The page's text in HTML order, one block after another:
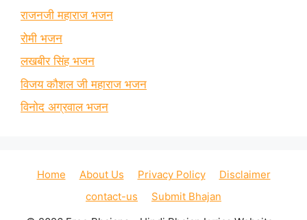
राजनजी महाराज भजन
रोमी भजन
लखबीर सिंह भजन
विजय कौशल जी महाराज भजन
विनोद अग्रवाल भजन
Home About Us Privacy Policy
Disclaimer
contact-us
Submit Bhajan